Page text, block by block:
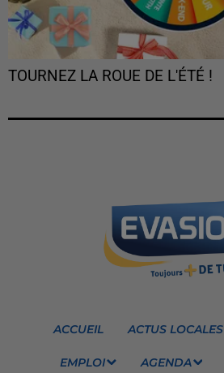
TOURNEZ LA ROUE DE L'ÉTÉ !
ACCUEIL ACTUS LOCALES
EMPLOI AGENDA